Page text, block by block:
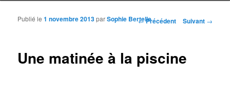
Navigation des articles
←Précédent Suivant →
Une matinée à la piscine
Publié le1 novembre 2013parSophie Bertelle